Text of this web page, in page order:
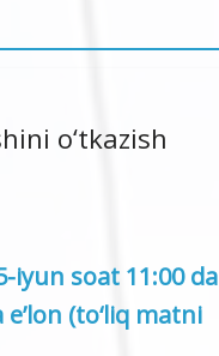
o‘tkazish
iyun soat 11:00 da
(to‘liq matni